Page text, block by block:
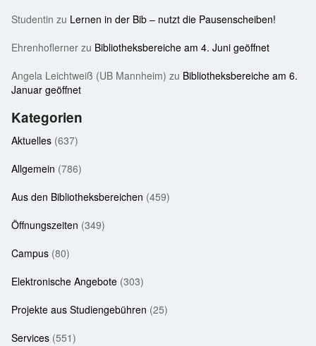
Studentin zu Lernen in der Bib – nutzt die Pausenscheiben!
Ehrenhoflerner zu Bibliotheksbereiche am 4. Juni geöffnet
Angela Leichtweiß (UB Mannheim) zu Bibliotheksbereiche am 6.
Januar geöffnet
Kategorien
Aktuelles (637)
Allgemein (786)
Aus den Bibliotheksbereichen (459)
Öffnungszeiten (349)
Campus (80)
Elektronische Angebote (303)
Projekte aus Studiengebühren (25)
Services (551)